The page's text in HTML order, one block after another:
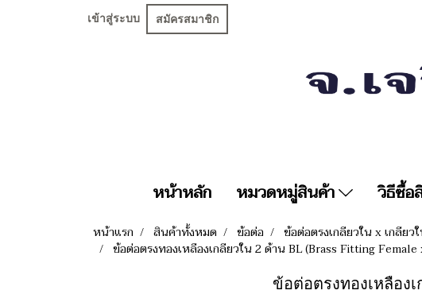
เข้าสู่ระบบ สมัครสมาชิก
หน้าหลัก หมวดหมู่สินค้า วิธีซื้อ
หน้าแรก สินค้าทั้งหมด ข้อต่อ
ข้อต่อตรงเกลียวใน x เกลีย
ข้อต่อตรงทองเหลืองเกลียวใน 2 ด้าน BL (Brass Fitting
ข้อต่อตรงทองเหลืองเก